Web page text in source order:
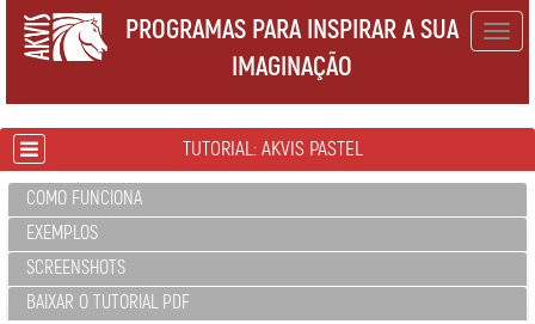
PROGRAMAS PARA INSPIRAR A SUA
IMAGINAÇÃO
TUTORIAL: AKVIS PASTEL
COMO FUNCIONA
EXEMPLOS
SCREENSHOTS
BAIXAR O TUTORIAL PDF